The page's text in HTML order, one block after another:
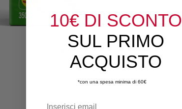
10€ DI SCONTO
SUL PRIMO
ACQUISTO
*con una spesa minima di 60€